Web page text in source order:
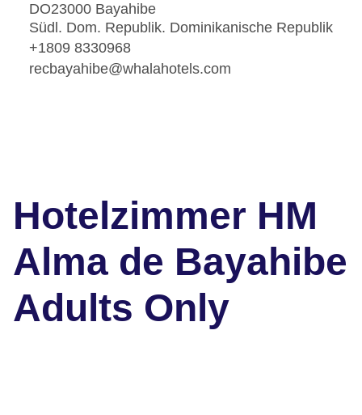
DO23000 Bayahibe
Südl. Dom. Republik. Dominikanische Republik
+1809 8330968
recbayahibe@whalahotels.com
Hotelzimmer HM
Alma de Bayahibe
Adults Only